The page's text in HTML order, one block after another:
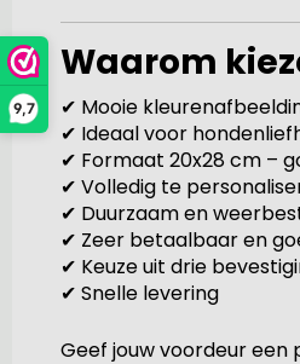
9,7
Waarom
✔ Mooie
✔ Ideaal voor
✔ Formaat 20x28 cm –
✔ Volledig te
✔ Duurzaam en
✔ Zeer betaalbaar en
✔ Keuze uit drie
✔ Snelle levering
Geef jouw voordeur